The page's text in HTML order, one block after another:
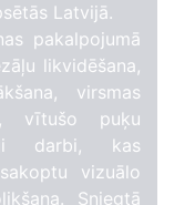
Latvijā.
pakalpojumā
likvidēšana,
virsmas
vītušo puķu
darbi, kas
vizuālo
Sniegtā